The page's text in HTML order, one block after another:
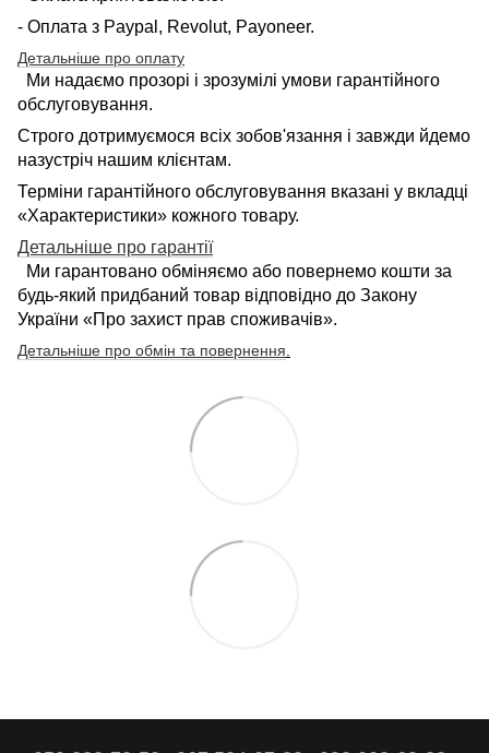
- Оплата з Paypal, Revolut, Payoneer.
Детальніше про оплату
Ми надаємо прозорі і зрозумілі умови гарантійного
обслуговування.
Строго дотримуємося всіх зобов'язання і завжди йдемо
назустріч нашим клієнтам.
Терміни гарантійного обслуговування вказані у вкладці
«Характеристики» кожного товару.
Детальніше про гарантії
Ми гарантовано обміняємо або повернемо кошти за
будь-який придбаний товар відповідно до Закону
України «Про захист прав споживачів».
Детальніше про обмін та повернення